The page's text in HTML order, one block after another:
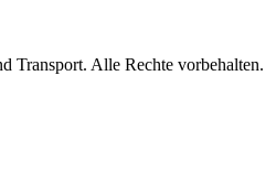
Transport. Alle Rechte vorbehalten.